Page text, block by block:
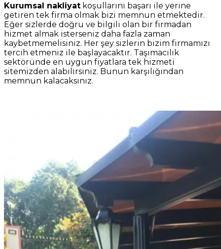
Kurumsal nakliyat koşullarını başarı ile yerine
getiren tek firma olmak bizi memnun etmektedir.
Eğer sizlerde doğru ve bilgili olan bir firmadan
hizmet almak isterseniz daha fazla zaman
kaybetmemelisiniz. Her şey sizlerin bizim firmamızı
tercih etmeniz ile başlayacaktır. Taşımacılık
sektöründe en uygun fiyatlara tek hizmeti
sitemizden alabilirsiniz. Bunun karşılığından
memnun kalacaksınız.